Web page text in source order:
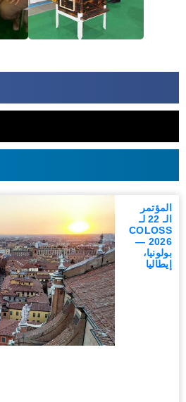
المؤتمر
الـ 22 لـ
COLOSS
2026 —
بولونيا،
إيطاليا